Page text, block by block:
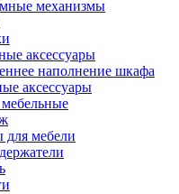
механизмы
аксессуары
наполнение шкафа
аксессуары
мебели